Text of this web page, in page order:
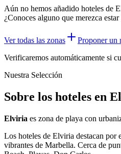
Aún no hemos añadido hoteles de
¿Conoces alguno que merezca estar
Ver todas las zonas
Proponer un
Verificaremos automáticamente si
Nuestra Selección
Sobre los hoteles en
Elviria es zona de playa con
Los hoteles de Elviria destacan por
vibrantes de Marbella. Cerca de